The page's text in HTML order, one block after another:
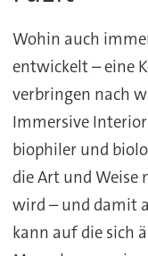
Wohin auch
entwickelt – eine
verbringen nach
Immersive
biophiler und
die Art und Weise
wird – und damit
kann auf die sich